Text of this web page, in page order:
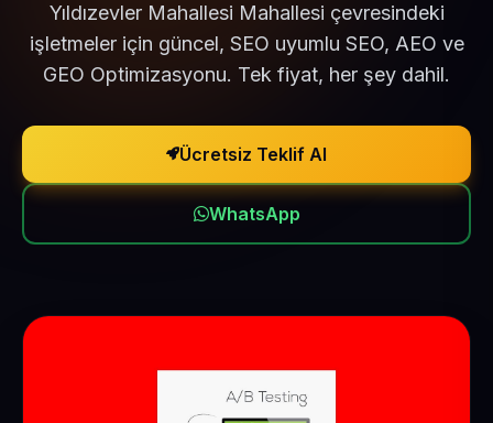
Yıldızevler Mahallesi Mahallesi çevresindeki
işletmeler için güncel, SEO uyumlu SEO, AEO ve
GEO Optimizasyonu. Tek fiyat, her şey dahil.
Ücretsiz Teklif Al
WhatsApp